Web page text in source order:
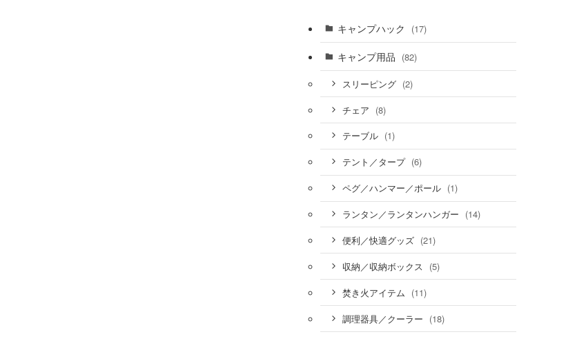
キャンプハック (17)
キャンプ用品 (82)
スリーピング (2)
チェア (8)
テーブル (1)
テント／タープ (6)
ペグ／ハンマー／ポール (1)
ランタン／ランタンハンガー (14)
便利／快適グッズ (21)
収納／収納ボックス (5)
焚き火アイテム (11)
調理器具／クーラー (18)